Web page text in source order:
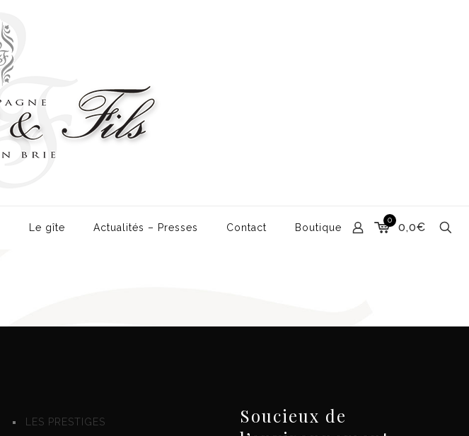
Le gîte Actualités – Presses Contact Boutique
0
0,0€
LES PRESTIGES
Soucieux de